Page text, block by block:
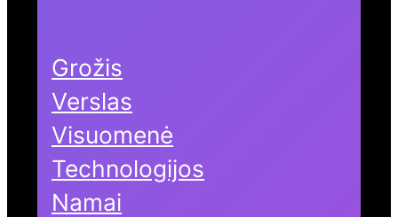
Grožis
Verslas
Visuomenė
Technologijos
Namai